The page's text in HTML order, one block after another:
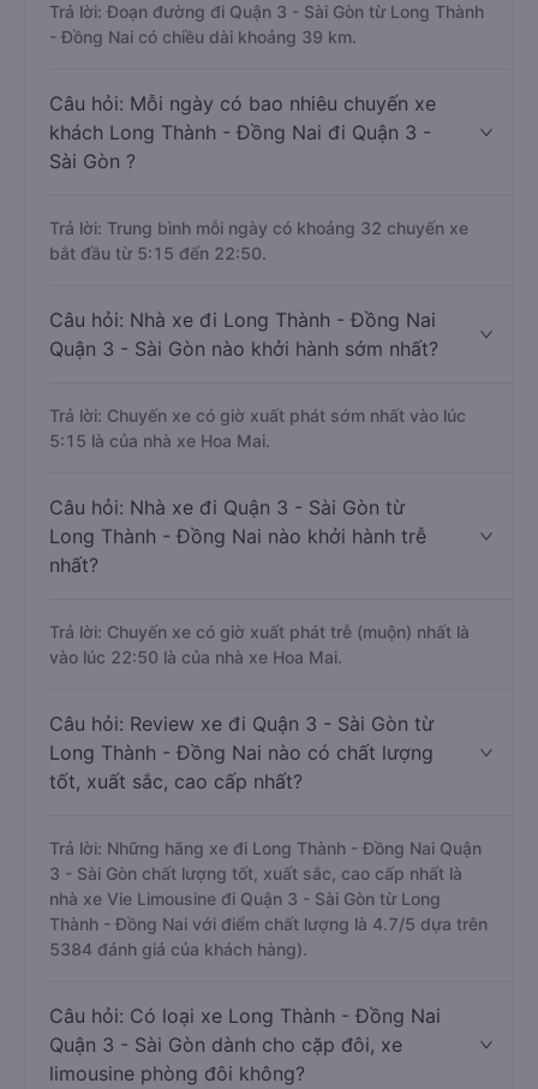
Trả lời: Đoạn đường đi Quận 3 - Sài Gòn từ Long Thành
- Đồng Nai có chiều dài khoảng 39 km.
Câu hỏi: Mỗi ngày có bao nhiêu chuyến xe
khách Long Thành - Đồng Nai đi Quận 3 -
Sài Gòn ?
Trả lời: Trung bình mỗi ngày có khoảng 32 chuyến xe
bắt đầu từ 5:15 đến 22:50.
Câu hỏi: Nhà xe đi Long Thành - Đồng Nai
Quận 3 - Sài Gòn nào khởi hành sớm nhất?
Trả lời: Chuyến xe có giờ xuất phát sớm nhất vào lúc
5:15 là của nhà xe Hoa Mai.
Câu hỏi: Nhà xe đi Quận 3 - Sài Gòn từ
Long Thành - Đồng Nai nào khởi hành trễ
nhất?
Trả lời: Chuyến xe có giờ xuất phát trễ (muộn) nhất là
vào lúc 22:50 là của nhà xe Hoa Mai.
Câu hỏi: Review xe đi Quận 3 - Sài Gòn từ
Long Thành - Đồng Nai nào có chất lượng
tốt, xuất sắc, cao cấp nhất?
Trả lời: Những hãng xe đi Long Thành - Đồng Nai Quận
3 - Sài Gòn chất lượng tốt, xuất sắc, cao cấp nhất là
nhà xe Vie Limousine đi Quận 3 - Sài Gòn từ Long
Thành - Đồng Nai với điểm chất lượng là 4.7/5 dựa trên
5384 đánh giá của khách hàng).
Câu hỏi: Có loại xe Long Thành - Đồng Nai
Quận 3 - Sài Gòn dành cho cặp đôi, xe
limousine phòng đôi không?